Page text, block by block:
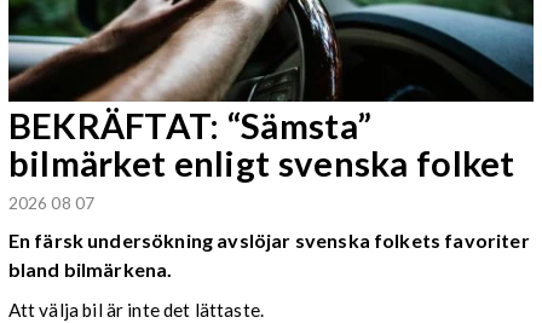
BEKRÄFTAT: “Sämsta”
bilmärket enligt svenska folket
2026 08 07
En färsk undersökning avslöjar svenska folkets favoriter
bland bilmärkena.
Att välja bil är inte det lättaste.